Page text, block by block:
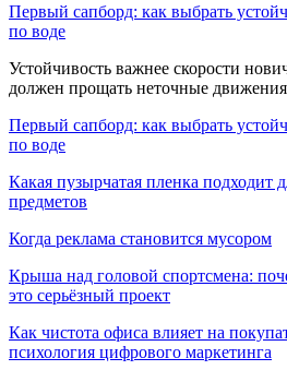
Первый сапборд: как выбрать
по воде
Устойчивость важнее скорости
должен прощать неточные
Первый сапборд: как выбрать
по воде
Какая пузырчатая пленка подходит
предметов
Когда реклама становится мусором
Крыша над головой спортсмена:
это серьёзный проект
Как чистота офиса влияет на
психология цифрового маркетинга